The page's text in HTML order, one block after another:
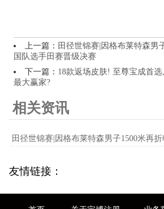
上一篇： 田径世锦赛|因格布莱特森男
国队选手田赛晋级决赛
下一篇： 18款返场皮肤! 至尊宝成首
最大赢家?
相关资讯
友情链接：